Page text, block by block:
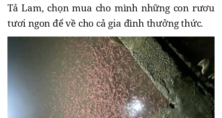
Tả Lam, chọn mua cho mình những con rươu
tươi ngon để về cho cả gia đình thưởng thức.